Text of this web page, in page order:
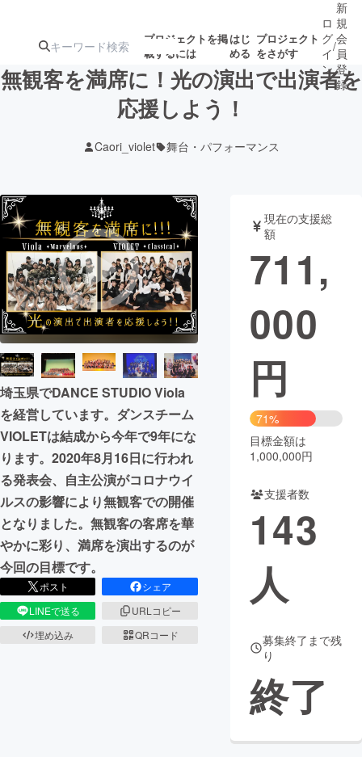
プロジェクトを掲
載するには
はじ
める
プロジェクト
をさがす
ターン
注目の新着プロ
ジェクト
ロジェクト
アート・写真 音楽
テクノロジー・ガジェット ゲーム・サ
映像・映画
ビジネス・起業
まちづくり・地域活性化
CAMPFIRE for Social Good
CAMPFIRE Creation
CAMPFIREふるさと納税 machi-ya コミュニティ
ロ
グ
イ
ン
/
新
規
会
員
登
録
無観客を満席に！光の演出で出演者を
応援しよう！
Caori_violet 舞台・パフォーマンス
埼玉県でDANCE STUDIO Viola
を経営しています。ダンスチーム
VIOLETは結成から今年で9年にな
ります。2020年8月16日に行われ
る発表会、自主公演がコロナウイ
ルスの影響により無観客での開催
となりました。無観客の客席を華
やかに彩り、満席を演出するのが
今回の目標です。
ポスト
シェア
LINEで送る
URLコピー
埋め込み
QRコード
現在の支援総
額
711,
000
円
71%
目標金額は
1,000,000円
支援者数
143
人
募集終了まで残
り
終了